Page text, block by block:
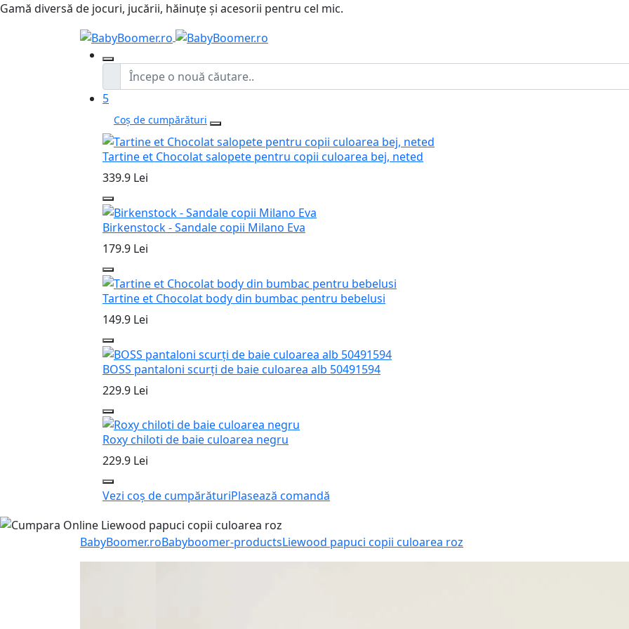
Gamă diversă de jocuri, jucării, hăinuțe și acesorii pentru cel mic.
5
Coș de cumpărături
Tartine et Chocolat salopete pentru copii culoarea bej, neted
339.9 Lei
Birkenstock - Sandale copii Milano Eva
179.9 Lei
Tartine et Chocolat body din bumbac pentru bebelusi
149.9 Lei
BOSS pantaloni scurți de baie culoarea alb 50491594
229.9 Lei
Roxy chiloti de baie culoarea negru
229.9 Lei
Vezi coș de cumpărăturiPlasează comandă
BabyBoomer.roBabyboomer-productsLiewood papuci copii culoarea roz